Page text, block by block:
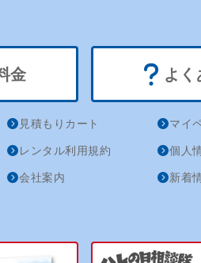
金 よ
見積もりカート
マイ
レンタル利用規約
個人
会社案内
新着